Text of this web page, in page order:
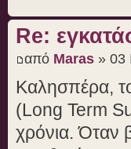
Re:
από Maras » 03
Καλησπέρα,
(Long Term
χρόνια. Όταν